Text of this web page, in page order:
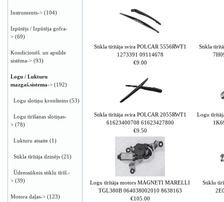
Stikla tīrītāja svira POLCAR 5556RWT1
1273391 09114678
€9.00
Stikla
Stikla tīrītāja svira POLCAR 2055RWT1
61623400708 61623427800
€9.50
Logu
Logu tīrītāja motors MAGNETI MARELLI
TGL380B 064038002010 8638163
€105.00
Stiklu
Instruments-> (104)
Izpūtējs / Izpūtēja gofra-
> (69)
Kondicionēš. un apsilde
sistēma-> (93)
Logu / Lukturu
mazgaš.sistema-> (192)
Logu slotiņu kronšteins (53)
Logu tīrīšanas slotiņas-
> (78)
Lukturu atsaite (1)
Stikla tīrītāja dzinējs (21)
Ūdenssūknis stiklu tīrīš.-
> (39)
Motora daļas-> (123)